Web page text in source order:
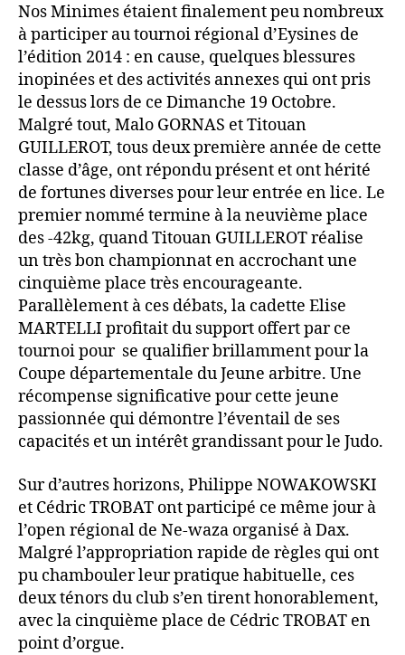
Nos Minimes étaient finalement peu nombreux
à participer au tournoi régional d’Eysines de
l’édition 2014 : en cause, quelques blessures
inopinées et des activités annexes qui ont pris
le dessus lors de ce Dimanche 19 Octobre.
Malgré tout, Malo GORNAS et Titouan
GUILLEROT, tous deux première année de cette
classe d’âge, ont répondu présent et ont hérité
de fortunes diverses pour leur entrée en lice. Le
premier nommé termine à la neuvième place
des -42kg, quand Titouan GUILLEROT réalise
un très bon championnat en accrochant une
cinquième place très encourageante.
Parallèlement à ces débats, la cadette Elise
MARTELLI profitait du support offert par ce
tournoi pour se qualifier brillamment pour la
Coupe départementale du Jeune arbitre. Une
récompense significative pour cette jeune
passionnée qui démontre l’éventail de ses
capacités et un intérêt grandissant pour le Judo.
Sur d’autres horizons, Philippe NOWAKOWSKI
et Cédric TROBAT ont participé ce même jour à
l’open régional de Ne-waza organisé à Dax.
Malgré l’appropriation rapide de règles qui ont
pu chambouler leur pratique habituelle, ces
deux ténors du club s’en tirent honorablement,
avec la cinquième place de Cédric TROBAT en
point d’orgue.